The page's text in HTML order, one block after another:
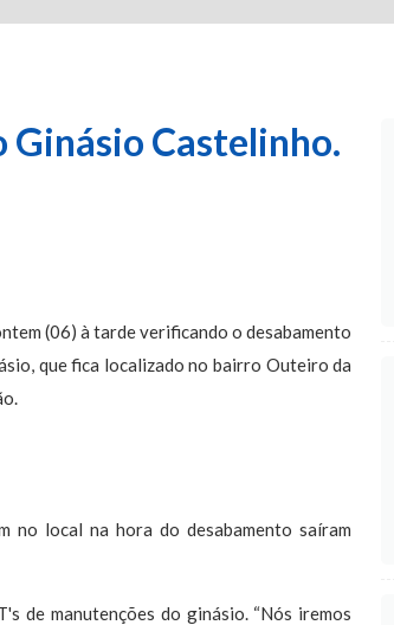
Castelinho.
(06) à tarde verificando o desabamento
que fica localizado no bairro Outeiro da
local na hora do desabamento saíram
de manutenções do ginásio. “Nós iremos